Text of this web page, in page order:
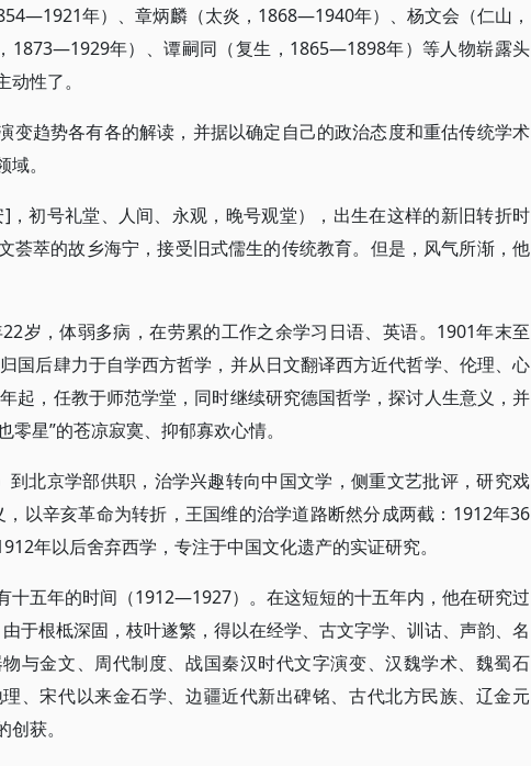
年）、章炳麟（太炎，1868—1940年）、杨文会（仁山，
1873—1929年）、谭嗣同（复生，1865—1898年）等人物崭露头
性了。
变趋势各有各的解读，并据以确定自己的政治态度和重估传统学术
。
初号礼堂、人间、永观，晚号观堂），出生在这样的新旧转折时
荟萃的故乡海宁，接受旧式儒生的传统教育。但是，风气所渐，他
岁，体弱多病，在劳累的工作之余学习日语、英语。1901年末至
国后肆力于自学西方哲学，并从日文翻译西方近代哲学、伦理、心
起，任教于师范学堂，同时继续研究德国哲学，探讨人生意义，并
零星”的苍凉寂寞、抑郁寡欢心情。
北京学部供职，治学兴趣转向中国文学，侧重文艺批评，研究戏
以辛亥革命为转折，王国维的治学道路断然分成两截：1912年36
年以后舍弃西学，专注于中国文化遗产的实证研究。
十五年的时间（1912—1927）。在这短短的十五年内，他在研究过
由于根柢深固，枝叶遂繁，得以在经学、古文字学、训诂、声韵、名
与金文、周代制度、战国秦汉时代文字演变、汉魏学术、魏蜀石
、宋代以来金石学、边疆近代新出碑铭、古代北方民族、辽金元
获。